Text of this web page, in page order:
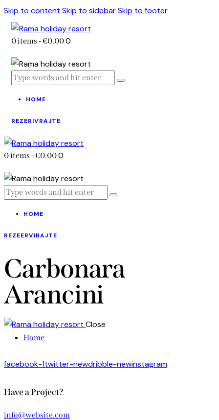
Skip to content Skip to sidebarSkip to footer
0 items -€0.000
HOME
REZERIVRAJTE
0 items -€0.000
HOME
REZEERVIRAJTE
Carbonara
Arancini
Close
Home
facebook-1twitter-newdribble-newinstagram
Have a Project?
info@website.com